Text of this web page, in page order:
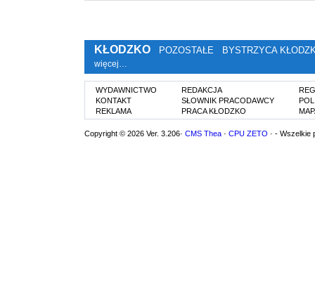
KŁODZKO POZOSTAŁE BYSTRZYCA
więcej…
WYDAWNICTWO
KONTAKT
REKLAMA
REDAKCJA
SŁOWNIK PRACODAWCY
PRACA KŁODZKO
Copyright © 2026 Ver. 3.206· CMS Thea · CPU ZETO · - Wszelkie